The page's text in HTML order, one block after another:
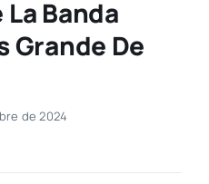
Banda
Grande De
de 2024